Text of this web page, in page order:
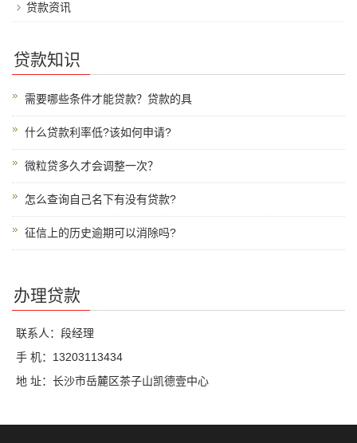
贷款资讯
贷款知识
需要哪些条件才能贷款？贷款的具
什么贷款利率低?该如何申请?
微粒贷多久才会调整一次？
怎么查询自己名下有没有贷款?
征信上的历史逾期可以消除吗?
办理贷款
联系人：段经理
手 机：13203113434
地 址：长沙市岳麓区茶子山凯德壹中心